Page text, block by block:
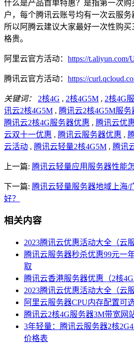
什么是产品首单特惠？是指第一次购
户，每个腾讯云账号均有一次云服务
所以阿腾云建议大家最好一次性购
格贵。
阿里云官方活动： https://t.aliyun.com/
腾讯云官方活动： https://
关键词： 2核4G , 2核4G5M , 2核4G
讯云2核4G5M , 腾讯云2核4G5M服务
腾讯云2核4G服务器优惠 , 腾讯云优
云双十一优惠 , 腾讯云服务器优惠 ,
云活动 , 腾讯云轻量2核4G5M , 腾讯
上一篇: 腾讯云轻量应用服务器性能
下一篇: 腾讯云轻量服务器地域上海/
好？
相关内容
2023腾讯云优惠活动大全（云
腾讯云服务器秒杀优惠99元一
取
腾讯云香港服务器优惠（2核
2023腾讯云优惠活动大全（云
阿里云服务器CPU内存配置可
腾讯云2核4G服务器3M带宽网
3年轻量：腾讯云服务器2核
价格表